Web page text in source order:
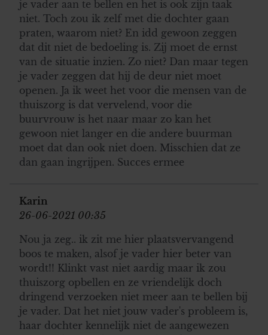
je vader aan te bellen en het is ook zijn taak
niet. Toch zou ik zelf met die dochter gaan
praten, waarom niet? En idd gewoon zeggen
dat dit niet de bedoeling is. Zij moet de ernst
van de situatie inzien. Zo niet? Dan maar tegen
je vader zeggen dat hij de deur niet moet
openen. Ja ik weet het voor die mensen van de
thuiszorg is dat vervelend, voor die
buurvrouw is het naar maar zo kan het
gewoon niet langer en die andere buurman
moet dat dan ook niet doen. Misschien dat ze
dan gaan ingrijpen. Succes ermee
Karin
26-06-2021 00:35
Nou ja zeg.. ik zit me hier plaatsvervangend
boos te maken, alsof je vader hier beter van
wordt!! Klinkt vast niet aardig maar ik zou
thuiszorg opbellen en ze vriendelijk doch
dringend verzoeken niet meer aan te bellen bij
je vader. Dat het niet jouw vader's probleem is,
haar dochter kennelijk niet de aangewezen